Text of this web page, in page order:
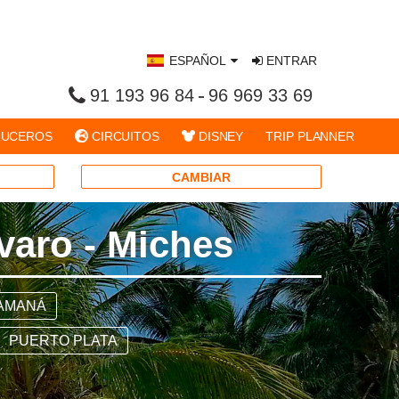
ESPAÑOL
91 193 96 84 96 969 33 69
ENTRAR
CIRCUITOS DISNEY TRIP PLANNER
CAMBIAR
- Miches
PUERTO PLATA